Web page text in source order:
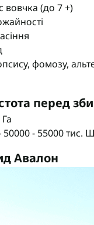
вовчка (до 7 +)
фомозу,
перед
- 55000 тис.
Авалон